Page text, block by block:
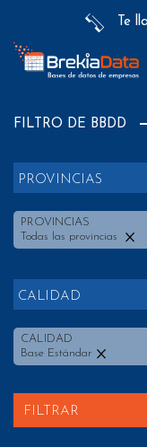
Te
FILTRO DE BBDD
PROVINCIAS
PROVINCIAS
Todas las provincias
CALIDAD
CALIDAD
Base Estándar
FILTRAR